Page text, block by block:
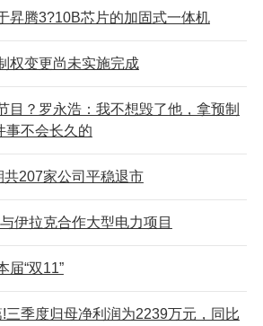
昇腾3?10B芯片的加固式一体机
权变更尚未实施完成
目？罗永浩：我不想毁了他，拿预制
事不会长久的
共207家公司平稳退市
伊拉克合作大型电力项目
届“双11”
三季度归母净利润为2239万元，同比